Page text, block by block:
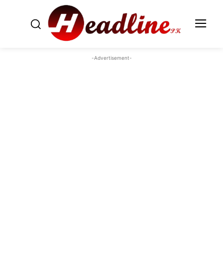
-Advertisement-